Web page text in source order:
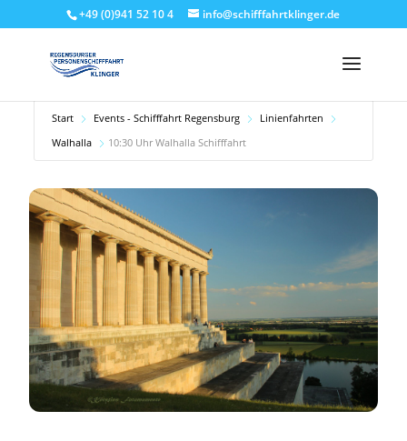
+49 (0)941 52 10 4 info@schifffahrtklinger.de
Start Events - Schifffahrt Regensburg
Linienfahrten
Walhalla
10:30 Uhr Walhalla Schifffahrt